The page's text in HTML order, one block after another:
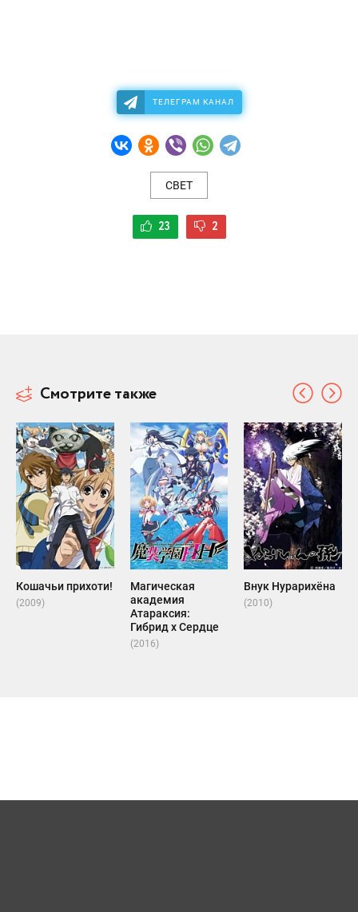
ТЕЛЕГРАМ КАНАЛ
СВЕТ
23 2
Смотрите также
Кошачьи прихоти!
(2009)
Магическая
академия
Атараксия:
Гибрид x Сердце
(2016)
Внук Нурарихёна
(2010)